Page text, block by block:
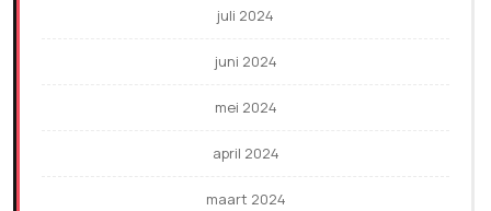
juli 2024
juni 2024
mei 2024
april 2024
maart 2024